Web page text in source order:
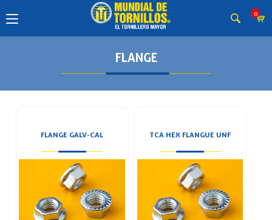
0
FLANGE
FLANGE GALV-CAL TCA HEX FLANGUE UNF